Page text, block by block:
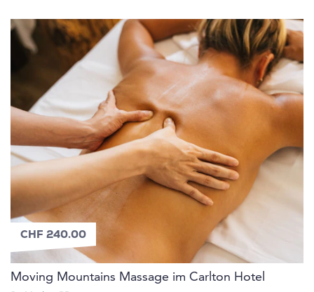
CHF 240.00
Moving Mountains Massage im Carlton Hotel